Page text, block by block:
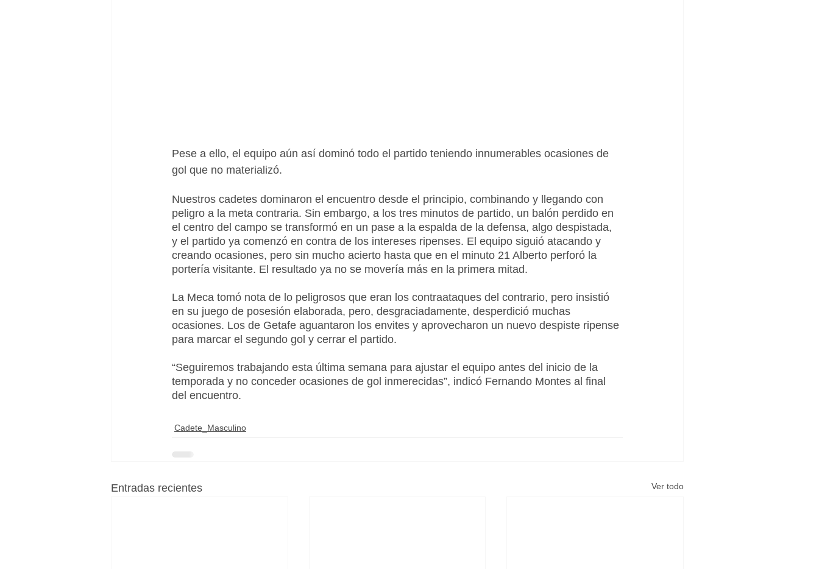
Pese a ello, el equipo aún así dominó todo el partido teniendo innumerables ocasiones de
gol que no materializó.
Nuestros cadetes dominaron el encuentro desde el principio, combinando y llegando con
peligro a la meta contraria. Sin embargo, a los tres minutos de partido, un balón perdido en
el centro del campo se transformó en un pase a la espalda de la defensa, algo despistada,
y el partido ya comenzó en contra de los intereses ripenses. El equipo siguió atacando y
creando ocasiones, pero sin mucho acierto hasta que en el minuto 21 Alberto perforó la
portería visitante. El resultado ya no se movería más en la primera mitad.
La Meca tomó nota de lo peligrosos que eran los contraataques del contrario, pero insistió
en su juego de posesión elaborada, pero, desgraciadamente, desperdició muchas
ocasiones. Los de Getafe aguantaron los envites y aprovecharon un nuevo despiste ripense
para marcar el segundo gol y cerrar el partido.
“Seguiremos trabajando esta última semana para ajustar el equipo antes del inicio de la
temporada y no conceder ocasiones de gol inmerecidas”, indicó Fernando Montes al final
del encuentro.
Cadete_Masculino
Entradas recientes Ver todo